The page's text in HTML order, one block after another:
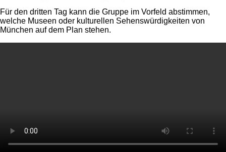
Für den dritten Tag kann die Gruppe im Vorfeld abstimmen,
welche Museen oder kulturellen Sehenswürdigkeiten von
München auf dem Plan stehen.